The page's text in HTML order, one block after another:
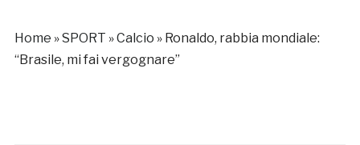
Home »SPORT »Calcio » Ronaldo, rabbia mondiale:
“Brasile, mi fai vergognare”